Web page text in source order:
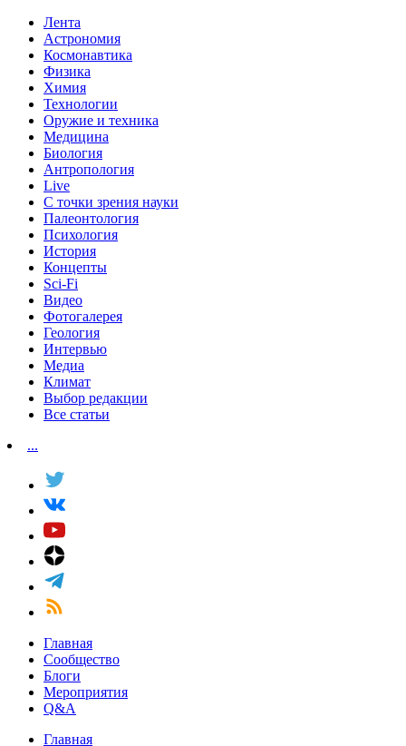
Лента
Астрономия
Космонавтика
Физика
Химия
Технологии
Оружие и техника
Медицина
Биология
Антропология
Live
С точки зрения науки
Палеонтология
Психология
История
Концепты
Sci-Fi
Видео
Фотогалерея
Геология
Интервью
Медиа
Климат
Выбор редакции
Все статьи
...
Главная
Сообщество
Блоги
Мероприятия
Q&A
Главная